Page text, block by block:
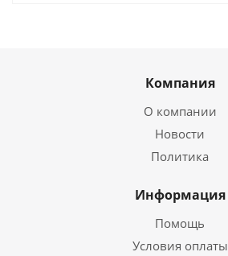
Компания
О компании
Новости
Политика
Информация
Помощь
Условия оплаты